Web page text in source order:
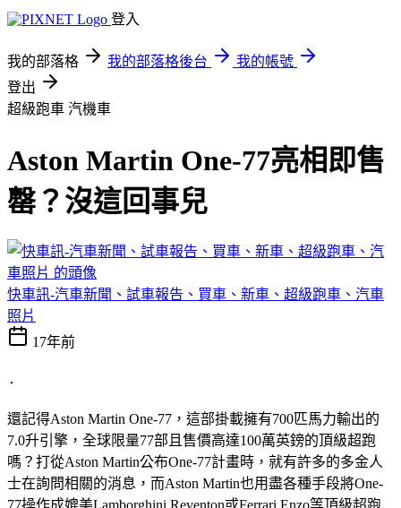
登入
我的部落格 我的部落格後台
我的帳號
登出
超級跑車 汽機車
Aston Martin One-77亮相即售
罄？沒這回事兒
快車訊-汽車新聞、試車報告、買車、新車、超級跑車、汽車
照片
17年前
還記得Aston Martin One-77，這部掛載擁有700匹馬力輸出的
7.0升引擎，全球限量77部且售價高達100萬英鎊的頂級超跑
嗎？打從Aston Martin公布One-77計畫時，就有許多的多金人
士在詢問相關的消息，而Aston Martin也用盡各種手段將One-
77操作成媲美Lamborghini Reventon或Ferrari Enzo等頂級超跑